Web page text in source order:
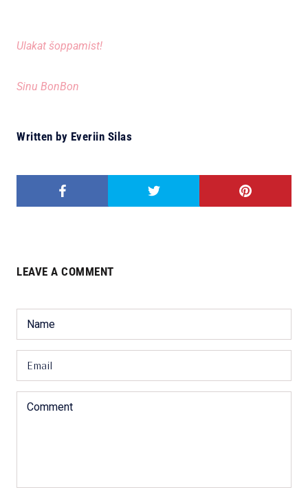
Ulakat šoppamist!
Sinu BonBon
Written by Everiin Silas
LEAVE A COMMENT